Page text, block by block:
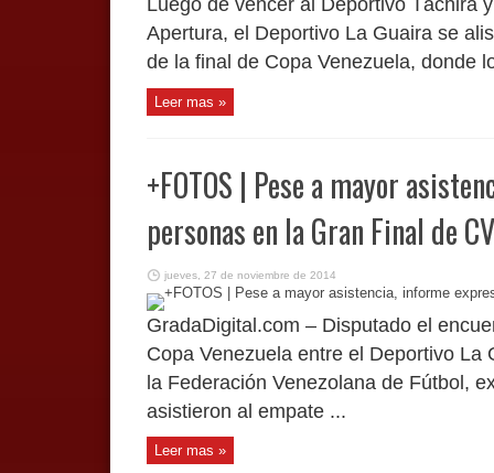
Luego de vencer al Deportivo Táchira
Apertura, el Deportivo La Guaira se
de la final de Copa Venezuela, donde
Leer mas »
+FOTOS | Pese a mayor
personas en la Gran Final de CV
jueves, 27 de noviembre de 2014
GradaDigital.com – Disputado el
Copa Venezuela entre el Deportivo La
la Federación Venezolana de Fútbol,
asistieron al empate ...
Leer mas »